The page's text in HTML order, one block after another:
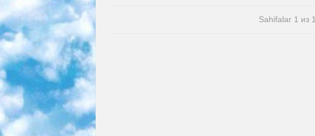
Sahifalar 1 из 1